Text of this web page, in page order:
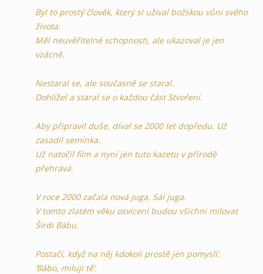
Byl to prostý člověk, který si užíval božskou vůni svého
života.
Měl neuvěřitelné schopnosti, ale ukazoval je jen
vzácně.
Nestaral se, ale současně se staral.
Dohlížel a staral se o každou část Stvoření.
Aby připravil duše, díval se 2000 let dopředu. Už
zasadil semínka.
Už natočil film a nyní jen tuto kazetu v přírodě
přehrává.
V roce 2000 začala nová juga, Sáí juga.
V tomto zlatém věku osvícení budou všichni milovat
Širdi Bábu.
Postačí, když na něj kdokoli prostě jen pomyslí:
’Bábo, miluji tě’.